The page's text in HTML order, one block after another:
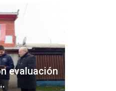
evaluación